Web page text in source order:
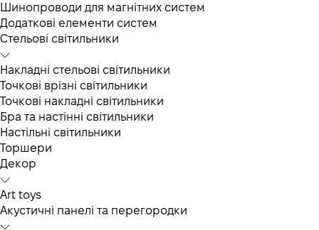
Шинопроводи для магнітних систем
Додаткові елементи систем
Cтельові світильники
Накладні стельові світильники
Точкові врізні світильники
Точкові накладні світильники
Бра та настінні світильники
Настільні світильники
Торшери
Декор
Art toys
Акустичні панелі та перегородки